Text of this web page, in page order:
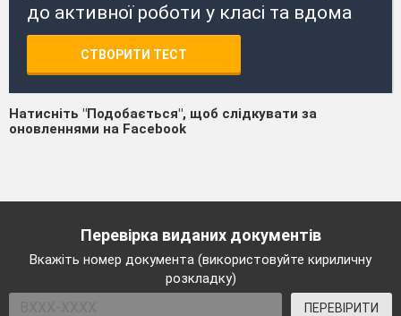
до активної роботи у класі та вдома
СТВОРИТИ ТЕСТ
Натисніть "Подобається", щоб слідкувати за
оновленнями на Facebook
Перевірка виданих документів
Вкажіть номер документа (використовуйте кириличну
розкладку)
ПЕРЕВІРИТИ